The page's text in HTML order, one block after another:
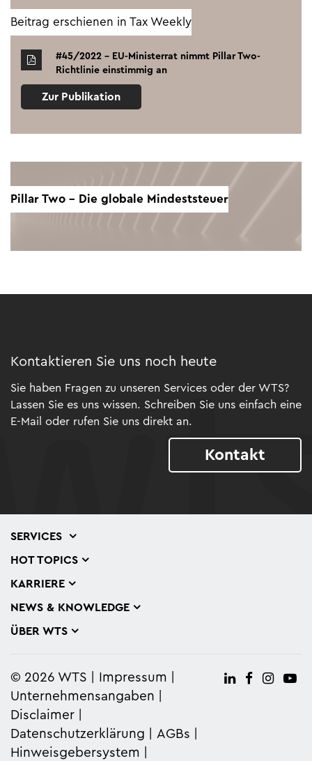
Beitrag erschienen in Tax Weekly
#45/2022 - EU-Ministerrat nimmt Pillar Two-
Richtlinie einstimmig an
Zur Publikation
Pillar Two - Die globale Mindeststeuer
Kontaktieren Sie uns noch heute
Sie haben Fragen zu unseren Services oder der WTS?
Lassen Sie es uns wissen. Schreiben Sie uns einfach eine
E-Mail oder rufen Sie uns direkt an.
Kontakt
SERVICES
HOT TOPICS
KARRIERE
NEWS & KNOWLEDGE
ÜBER WTS
© 2026 WTS
Impressum
Unternehmensangaben
Disclaimer
Datenschutzerklärung
AGBs
Hinweisgebersystem